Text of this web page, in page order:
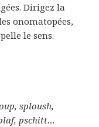
Dirigez la
onomatopées,
le sens.
sploush,
pschitt…